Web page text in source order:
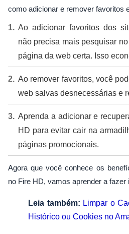
como adicionar e remover favoritos
Ao adicionar favoritos dos
não precisa mais pesquisar
página da web certa. Isso
Ao remover favoritos, você
web salvas desnecessárias e
Aprenda a adicionar e
HD para evitar cair na
páginas promocionais.
Agora que você conhece os
no Fire HD, vamos aprender a fazer
Leia também: Limpar o
Histórico ou Cookies no